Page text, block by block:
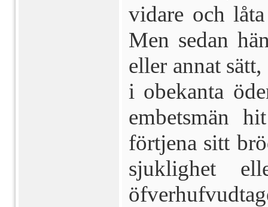
vidare och
Men sedan
eller annat
i obekanta
embetsmän
förtjena sitt
sjuklighet